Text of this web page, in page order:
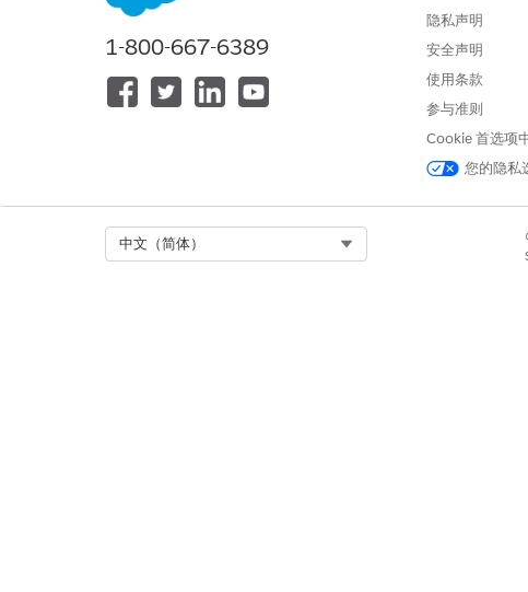
解决方案
在 Slack 中请求目录项目通过提供
员工可以用简单的语言陈述他们的
整个过程可以直接在 Slack 中在几
1-800-667-6389
隐私声明
安全声明
使用条款
参与准则
Cookie 首选项
您的隐私
中文（简体）